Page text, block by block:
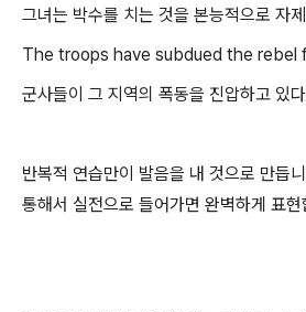
그녀는 박수를 치는 것을 본능적으로 자
The troops have subdued the rebel
군사들이 그 지역의 폭동을 진압하고 있
반복적 연습만이 발음을 내 것으로 만듭
통해서 실전으로 들어가면 완벽하게 표현